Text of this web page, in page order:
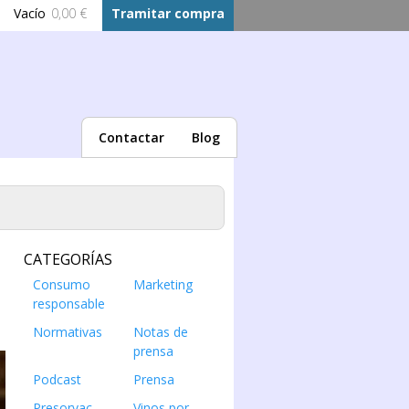
Vacío 0,00 € Tramitar compra
Contactar Blog
CATEGORÍAS
Consumo
responsable
Marketing
Normativas
Notas de
prensa
Podcast
Prensa